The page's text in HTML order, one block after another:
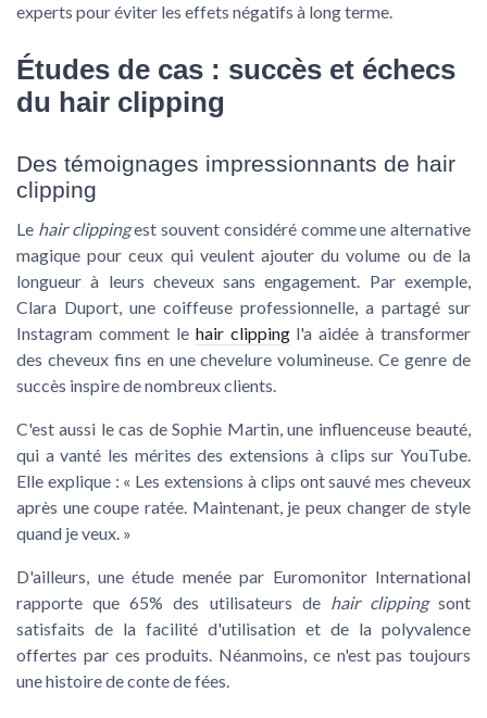
experts pour éviter les effets négatifs à long terme.
Études de cas : succès et échecs
du hair clipping
Des témoignages impressionnants de hair
clipping
Le hair clippingest souvent considéré comme une alternative
magique pour ceux qui veulent ajouter du volume ou de la
longueur à leurs cheveux sans engagement. Par exemple,
Clara Duport, une coiffeuse professionnelle, a partagé sur
Instagram comment le hair clippingl'a aidée à transformer
des cheveux fins en une chevelure volumineuse. Ce genre de
succès inspire de nombreux clients.
C'est aussi le cas de Sophie Martin, une influenceuse beauté,
qui a vanté les mérites des extensions à clips sur YouTube.
Elle explique : « Les extensions à clips ont sauvé mes cheveux
après une coupe ratée. Maintenant, je peux changer de style
quand je veux. »
D'ailleurs, une étude menée par Euromonitor International
rapporte que 65% des utilisateurs de hair clippingsont
satisfaits de la facilité d'utilisation et de la polyvalence
offertes par ces produits. Néanmoins, ce n'est pas toujours
une histoire de conte de fées.